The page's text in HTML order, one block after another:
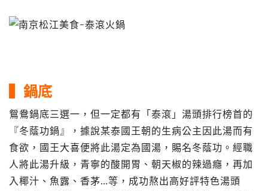
▍鍋底
鴛鴦鍋底三選一，但一定都有「泰滾」湯頭排行榜首的
『冬蔭功鍋』，據說某泰國王朝的生病公主因此湯而有
食欲，國王大喜便將此湯定為國湯，賜名冬蔭功。經職
人將此湯升級，青寧的酸開胃、朝天椒的辣過癮，再加
入椰汁、魚露、香茅…等，成功熬出高好評特色湯頭